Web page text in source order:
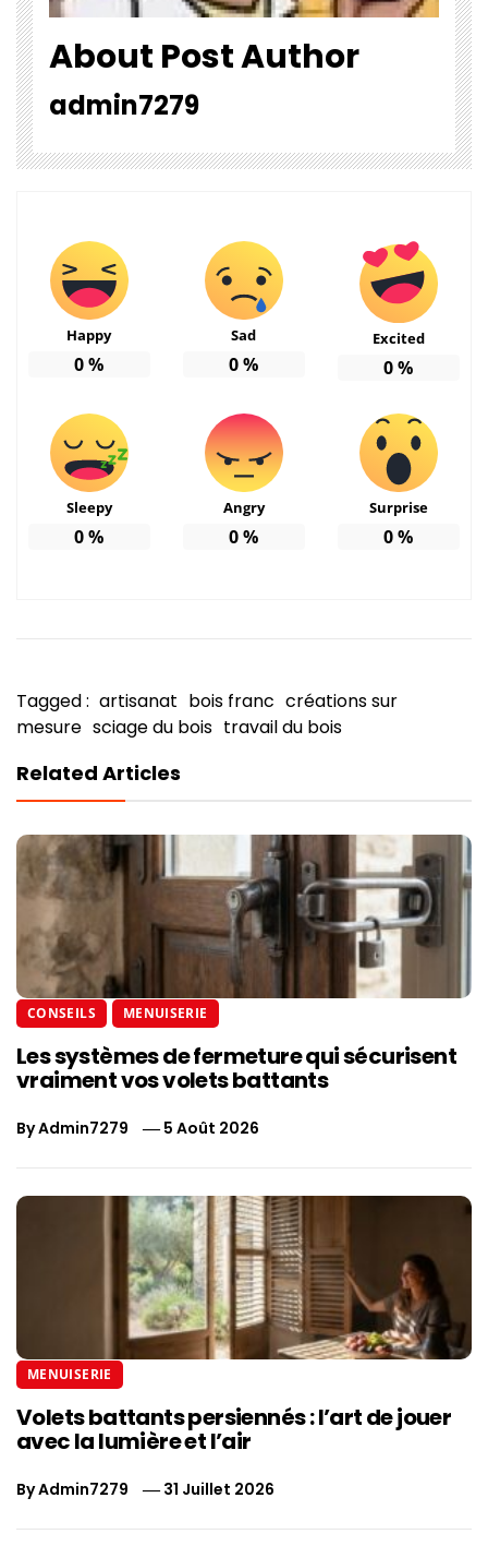
About Post Author
admin7279
Happy
0%
Sad
0%
Excited
0%
Sleepy
0%
Angry
0%
Surprise
0%
Tagged : artisanat bois franc créations sur
mesure sciage du bois travail du bois
Related Articles
CONSEILS MENUISERIE
Les systèmes de fermeture qui sécurisent
vraiment vos volets battants
ByAdmin7279 5 Août 2026
MENUISERIE
Volets battants persiennés : l’art de jouer
avec la lumière et l’air
ByAdmin7279 31 Juillet 2026